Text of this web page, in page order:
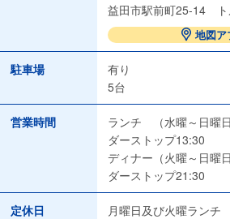
益田市駅前町25-14
地図ア
駐車場
有り
5台
営業時間
ランチ （水曜～日曜
ダーストップ13:30
ディナー（火曜～日
ダーストップ21:30
定休日 月曜日及び火曜ランチ